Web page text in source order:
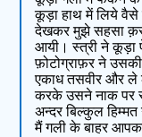
कूड़ा हाथ में लिये वैसे
देखकर मुझे सहसा
आयी। स्त्री ने कूड़ा
फ़ोटोग्राफ़र ने
एकाध तसवीर और ले
करके उसने नाक पर
अन्दर बिल्कुल
मैं गली के बाहर